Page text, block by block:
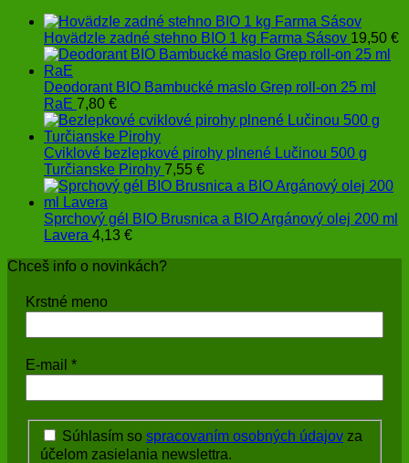
HovädzIe zadné stehno BIO 1 kg Farma Sásov 19,50 €
Deodorant BIO Bambucké maslo Grep roll-on 25 ml
RaE 7,80 €
Cviklové bezlepkové pirohy plnené Lučinou 500 g
Turčianske Pirohy 7,55 €
Sprchový gél BIO Brusnica a BIO Argánový olej 200 ml
Lavera 4,13 €
Chceš info o novinkách?
Krstné meno
E-mail *
Súhlasím so spracovaním osobných údajov za
účelom zasielania newslettra.